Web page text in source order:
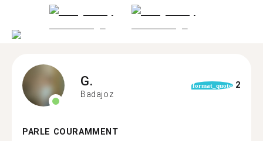
G.
Badajoz
format_quote 2
PARLE COURAMMENT